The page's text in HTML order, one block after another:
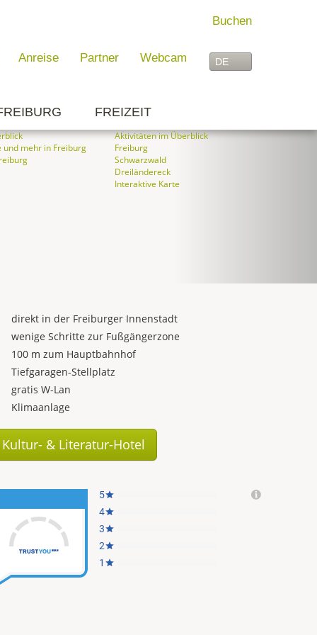
Buchen
Anreise Partner Webcam
und mehr in Freiburg
FREIZEIT
Aktivitäten im Überblick
Freiburg
Schwarzwald
Dreiländereck
Interaktive Karte
direkt in der Freiburger Innenstadt
wenige Schritte zur Fußgängerzone
100 m zum Hauptbahnhof
Tiefgaragen-Stellplatz
gratis W-Lan
Klimaanlage
Kultur- & Literatur-Hotel